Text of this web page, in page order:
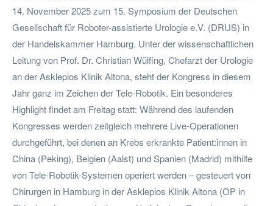
14. November 2025 zum 15. Symposium der Deutschen
Gesellschaft für Roboter-assistierte Urologie e.V. (DRUS) in
der Handelskammer Hamburg. Unter der wissenschaftlichen
Leitung von Prof. Dr. Christian Wülfing, Chefarzt der Urologie
an der Asklepios Klinik Altona, steht der Kongress in diesem
Jahr ganz im Zeichen der Tele-Robotik. Ein besonderes
Highlight findet am Freitag statt: Während des laufenden
Kongresses werden zeitgleich mehrere Live-Operationen
durchgeführt, bei denen an Krebs erkrankte Patient:innen in
China (Peking), Belgien (Aalst) und Spanien (Madrid) mithilfe
von Tele-Robotik-Systemen operiert werden – gesteuert von
Chirurgen in Hamburg in der Asklepios Klinik Altona (OP in